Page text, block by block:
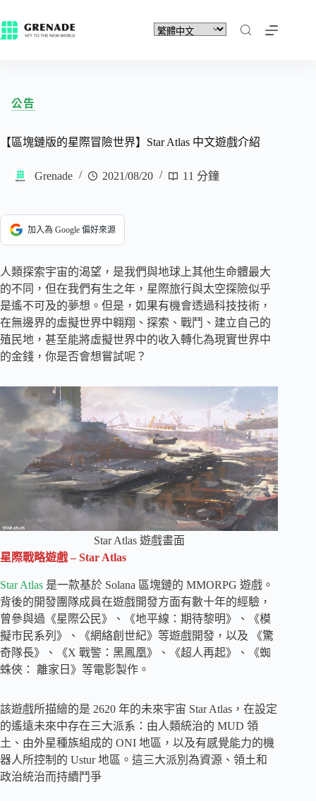
公告
【區塊鏈版的星際冒險世界】Star Atlas 中文遊戲介紹
Grenade 2021/08/20 11 分鐘
加入為 Google 偏好來源
人類探索宇宙的渴望，是我們與地球上其他生命體最大
的不同，但在我們有生之年，星際旅行與太空探險似乎
是遙不可及的夢想。但是，如果有機會透過科技技術，
在無邊界的虛擬世界中翱翔、探索、戰鬥、建立自己的
殖民地，甚至能將虛擬世界中的收入轉化為現實世界中
的金錢，你是否會想嘗試呢？
Star Atlas 遊戲畫面
星際戰略遊戲 – Star Atlas
Star Atlas 是一款基於 Solana 區塊鏈的 MMORPG 遊戲。
背後的開發團隊成員在遊戲開發方面有數十年的經驗，
曾參與過《星際公民》、《地平線：期待黎明》、《模
擬市民系列》、《網絡創世紀》等遊戲開發，以及 《驚
奇隊長》、《X 戰警：黑鳳凰》、《超人再起》、《蜘
蛛俠： 離家日》等電影製作。
該遊戲所描繪的是 2620 年的未來宇宙 Star Atlas，在設定
的遙遠未來中存在三大派系：由人類統治的 MUD 領
土、由外星種族組成的 ONI 地區，以及有感覺能力的機
器人所控制的 Ustur 地區。這三大派別為資源、領土和
政治統治而持續鬥爭